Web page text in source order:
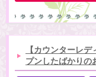
【カウンターレ
プンしたばかり